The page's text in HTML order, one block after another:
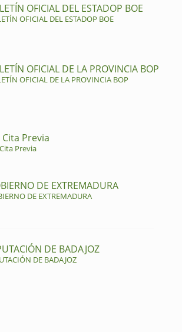
OFICIAL DEL ESTADOP BOE
OFICIAL DEL ESTADOP BOE
OFICIAL DE LA PROVINCIA BOP
OFICIAL DE LA PROVINCIA BOP
Cita Previa
Previa
DE EXTREMADURA
DE EXTREMADURA
DE BADAJOZ
DE BADAJOZ